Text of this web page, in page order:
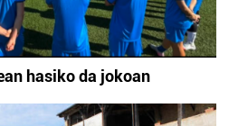
hasiko da jokoan